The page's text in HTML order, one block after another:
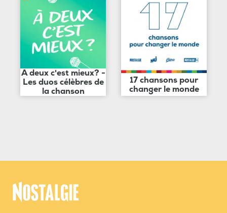
A deux c'est mieux? -
Les duos célèbres de
la chanson
17 chansons pour
changer le monde